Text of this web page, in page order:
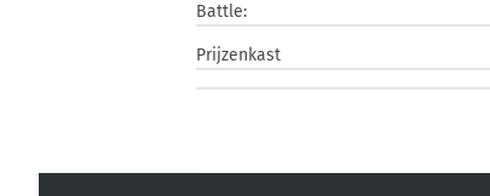
Battle:
Prijzenkast